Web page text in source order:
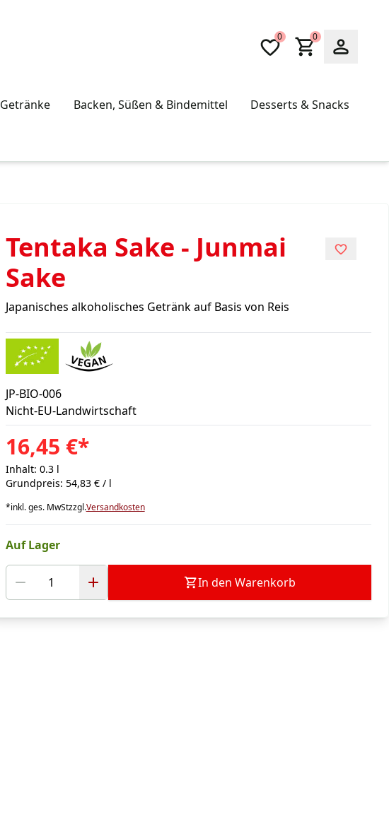
0 0
Getränke Backen, Süßen & Bindemittel Desserts & Snacks
Tentaka Sake - Junmai
Sake
Japanisches alkoholisches Getränk auf Basis von Reis
JP-BIO-006
Nicht-EU-Landwirtschaft
16,45 €*
Inhalt: 0.3 l
Grundpreis: 54,83 € / l
*inkl. ges. MwStzzgl.Versandkosten
Auf Lager
In den Warenkorb